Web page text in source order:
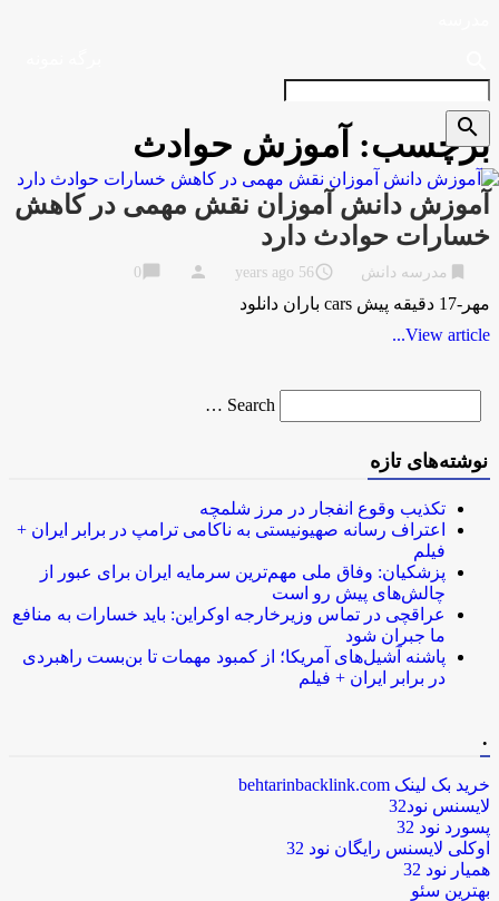
برچسب: آموزش حوادث
آموزش دانش آموزان نقش مهمی در کاهش
خسارات حوادث دارد
مدرسه دانش access_time
56 years ago
person
chat_bubble
مهر-17 دقیقه پیش cars باران دانلود
View article...
for
Search …
search
نوشته‌های تازه
تکذیب وقوع انفجار در مرز شلمچه
اعتراف رسانه صهیونیستی به ناکامی ترامپ در برابر ایران +
فیلم
پزشکیان: وفاق ملی مهم‌ترین سرمایه ایران برای عبور از
چالش‌های پیش رو است
عراقچی در تماس وزیرخارجه اوکراین: باید خسارات به منافع
ما جبران شود
پاشنه آشیل‌های آمریکا؛ از کمبود مهمات تا بن‌بست راهبردی
در برابر ایران + فیلم
خرید بک لینک behtarinbacklink.com
لایسنس نود32
پسورد نود 32
اوکلی لایسنس رایگان نود 32
همیار نود 32
بهترین سئو